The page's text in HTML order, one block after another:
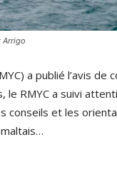
Arrigo
a publié l’avis de
le RMYC a suivi
conseils et les